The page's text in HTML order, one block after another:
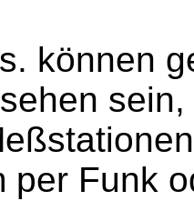
können
per Funk